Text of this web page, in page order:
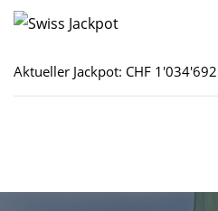
Aktueller Jackpot: CHF 1'034'692